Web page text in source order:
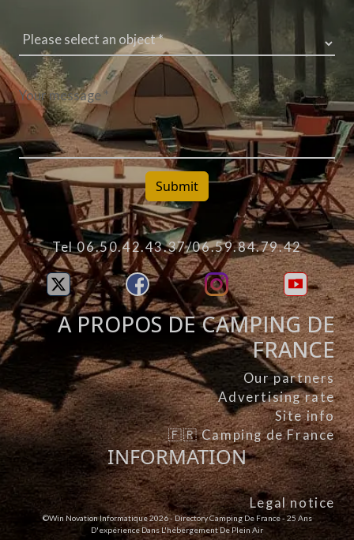
Submit
Tel 06.50.42.43.37/06.59.84.79.42
A PROPOS DE CAMPING DE
FRANCE
Our partners
Advertising rate
Site info
🇫🇷 Camping de France
INFORMATION
Legal notice
©Win Novation Informatique 2026 - Directory Camping De France - 25 Ans
D'expérience Dans L'hébergement De Plein Air